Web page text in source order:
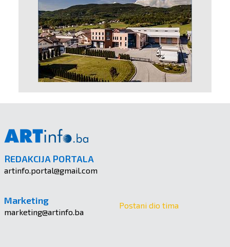
REDAKCIJA PORTALA
artinfo.portal@gmail.com
Marketing
marketing@artinfo.ba
Postani dio tima